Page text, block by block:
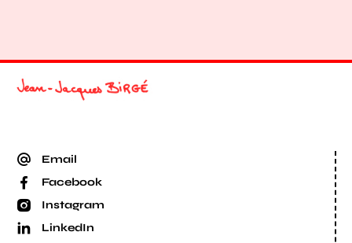
Email
Facebook
Instagram
LinkedIn